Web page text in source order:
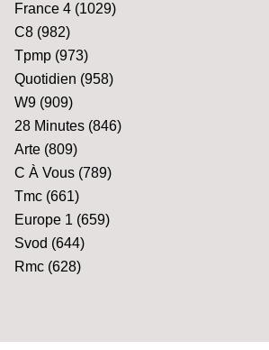
France 4 (1029)
C8 (982)
Tpmp (973)
Quotidien (958)
W9 (909)
28 Minutes (846)
Arte (809)
C À Vous (789)
Tmc (661)
Europe 1 (659)
Svod (644)
Rmc (628)